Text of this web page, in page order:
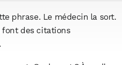
phrase. Le médecin la sort.
font des citations